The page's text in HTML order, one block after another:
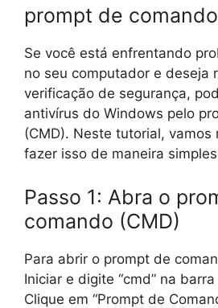
prompt de
Se você está enfrentando
no seu computador e deseja
verificação de segurança,
antivírus do Windows pelo
(CMD). Neste tutorial, vamos
fazer isso de maneira
Passo 1: Abra o
comando (CMD)
Para abrir o prompt de
Iniciar e digite “cmd” na
Clique em “Prompt de